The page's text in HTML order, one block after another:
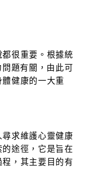
很重要。根據統
題有關，由此可
健康的一大重
求維護心靈健康
途徑，它是旨在
，其主要目的有